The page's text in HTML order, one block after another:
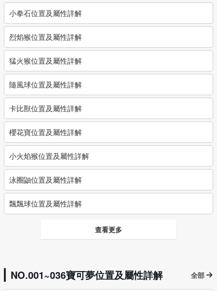
小拳石位置及屬性詳解
烈焰猴位置及屬性詳解
猛火猴位置及屬性詳解
隨風球位置及屬性詳解
卡比獸位置及屬性詳解
櫻花寶位置及屬性詳解
小火焰猴位置及屬性詳解
泳圈鼬位置及屬性詳解
飄飄球位置及屬性詳解
查看更多
NO.001~036寶可夢位置及屬性詳解 全部